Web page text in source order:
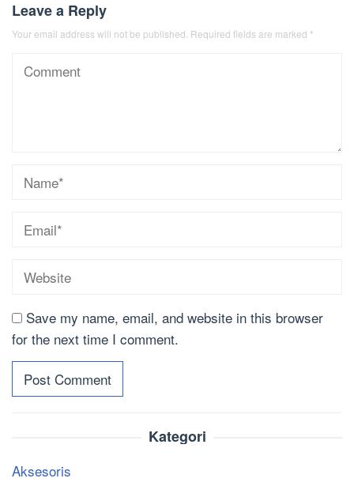
Leave a Reply
Your email address will not be published. Required fields are marked *
Save my name, email, and website in this browser
for the next time I comment.
Kategori
Aksesoris